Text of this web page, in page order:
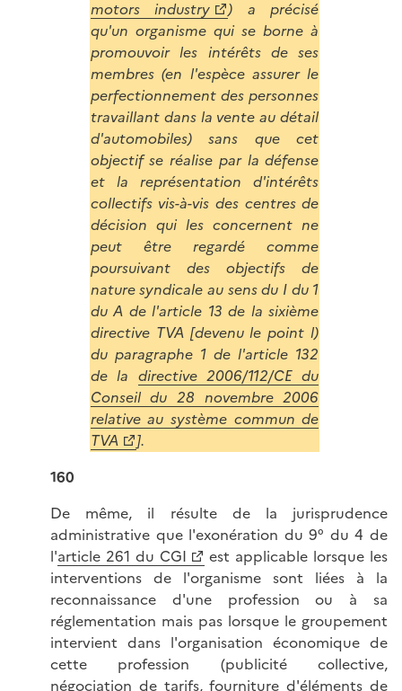
motors industry
) a précisé
qu'un organisme qui se borne à
promouvoir les intérêts de ses
membres (en l'espèce assurer le
perfectionnement des personnes
travaillant dans la vente au détail
d'automobiles) sans que cet
objectif se réalise par la défense
et la représentation d'intérêts
collectifs vis-à-vis des centres de
décision qui les concernent ne
peut être regardé comme
poursuivant des objectifs de
nature syndicale au sens du I du 1
du A de l'article 13 de la sixième
directive TVA [devenu le point l)
du paragraphe 1 de l'article 132
de la directive 2006/112/CE du
Conseil du 28 novembre 2006
relative au système commun de
TVA
].
160
De même, il résulte de la jurisprudence
administrative que l'exonération du 9° du 4 de
l'article 261 du CGI
est applicable lorsque les
interventions de l'organisme sont liées à la
reconnaissance d'une profession ou à sa
réglementation mais pas lorsque le groupement
intervient dans l'organisation économique de
cette profession (publicité collective,
négociation de tarifs, fourniture d'éléments de